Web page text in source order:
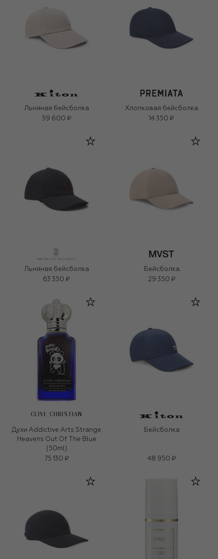
Льняная бейсболка
59 600 ₽
Хлопковая бейсболка
14 350 ₽
Льняная бейсболка
63 350 ₽
Бейсболка
29 350 ₽
CLIVE CHRISTIAN
Духи Addictive Arts Strange
Heavens Out Of The Blue
(50ml)
75 130 ₽
Бейсболка
48 950 ₽